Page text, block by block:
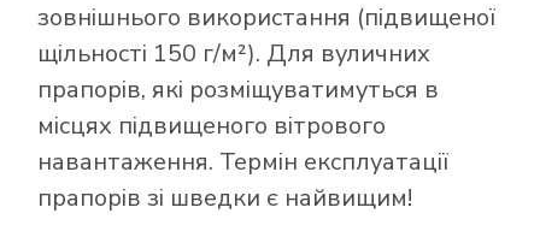
зовнішнього використання (підвищеної
щільності 150 г/м²). Для вуличних
прапорів, які розміщуватимуться в
місцях підвищеного вітрового
навантаження. Термін експлуатації
прапорів зі шведки є найвищим!